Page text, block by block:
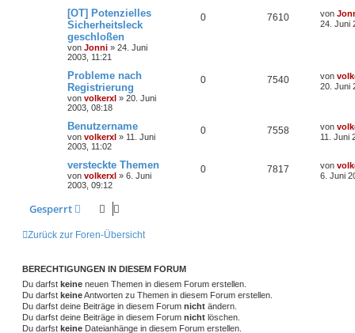
[OT] Potenzielles
Sicherheitsleck
geschloßen
von Jonni » 24. Juni
2003, 11:21
0 7610 von
24. Juni
Probleme nach
Registrierung
von volkerxl » 20. Juni
2003, 08:18
0 7540 von
20. Juni
Benutzername
von volkerxl » 11. Juni
2003, 11:02
0 7558 von
11. Juni
versteckte Themen
von volkerxl » 6. Juni
2003, 09:12
0 7817 von
6. Juni
Gesperrt
Zurück zur Foren-Übersicht
BERECHTIGUNGEN IN DIESEM FORUM
Du darfst keine neuen Themen in diesem Forum erstellen.
Du darfst keineAntworten zu Themen in diesem Forum erstellen.
Du darfst deine Beiträge in diesem Forum nicht ändern.
Du darfst deine Beiträge in diesem Forum nicht löschen.
Du darfst keine Dateianhänge in diesem Forum erstellen.